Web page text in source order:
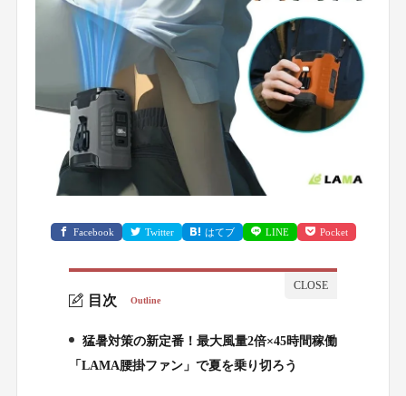
Facebook Twitter はてブ LINE Pocket
目次 Outline
1.
猛暑対策の新定番！最大風量2倍×45時間稼働
「LAMA腰掛ファン」で夏を乗り切ろう